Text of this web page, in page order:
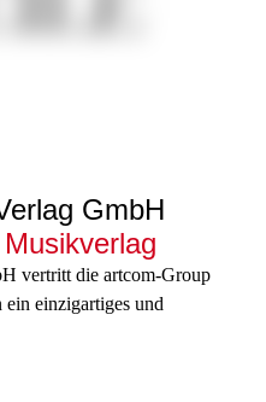
GmbH
vertritt die artcom-Group
einzigartiges und